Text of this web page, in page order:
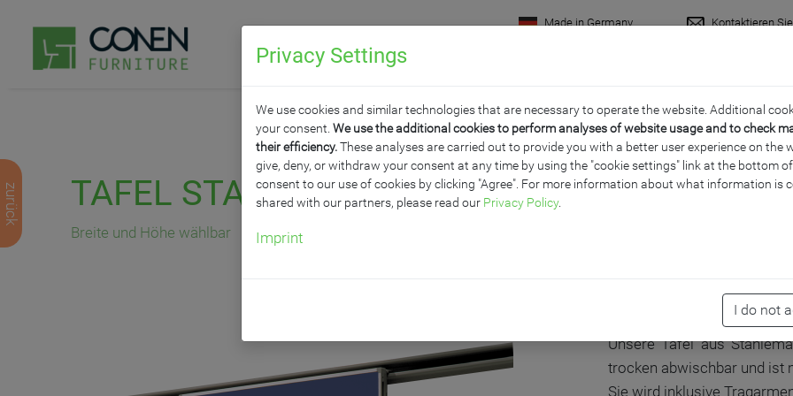
Made in Germany Kontaktieren
Produkte
zurück TAFEL STAHLEMAILLE BLAU 2-SEITIG FÜR
Breite und Höhe wählbar
Unsere Tafel aus
trocken abwischbar und ist
Sie wird inklusive
Privacy Settings
We use cookies and similar technologies that are necessary to operate the website. Additional
your consent. We use the additional cookies to perform analyses of website usage and to check
their efficiency.These analyses are carried out to provide you with a better user experience on the
give, deny, or withdraw your consent at any time by using the "cookie settings" link at the bottom
consent to our use of cookies by clicking "Agree". For more information about what information is
shared with our partners, please read our Privacy Policy.
Imprint
I do not